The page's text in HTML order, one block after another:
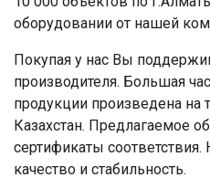
оборудовании от нашей
Покупая у нас Вы
производителя. Большая
продукции произведена на
Казахстан. Предлагаемое
сертификаты
качество и стабильность.